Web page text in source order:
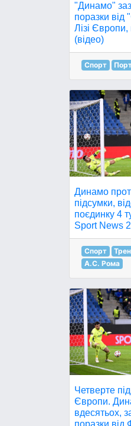
"Динамо"
поразки
Лізі
(відео)
Спорт
Динамо
підсумки,
поєдинку 4
Sport News
Спорт
А.С. Рома
Четверте
Європи.
вдесятьох,
поразки від